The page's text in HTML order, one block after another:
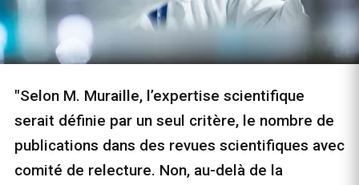
"Selon M. Muraille, l’expertise scientifique
serait définie par un seul critère, le nombre de
publications dans des revues scientifiques avec
comité de relecture. Non, au-delà de la